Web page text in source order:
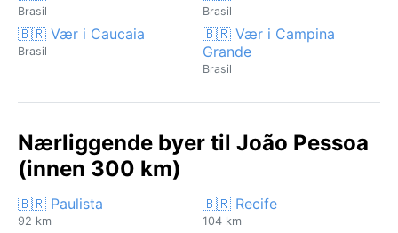
Brasil Brasil
🇧🇷 Vær i Caucaia
Brasil
🇧🇷 Vær i Campina
Grande
Brasil
Nærliggende byer til João Pessoa
(innen 300 km)
🇧🇷 Paulista
92 km
🇧🇷 Recife
104 km